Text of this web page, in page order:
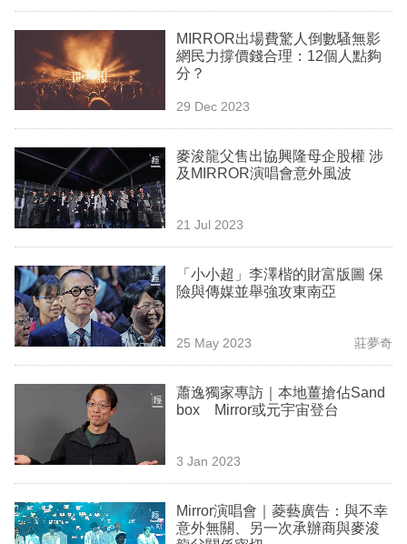
業
科
技
職
場
生
時
事
欄
訂
區
MIRROR出場費驚人倒數騷無影
網民力撐價錢合理：12個人點夠
分？
29 Dec 2023
麥浚龍父售出協興隆母企股權 涉
及MIRROR演唱會意外風波
21 Jul 2023
「小小超」李澤楷的財富版圖 保
險與傳媒並舉強攻東南亞
25 May 2023 莊夢奇
蕭逸獨家專訪｜本地薑搶佔Sand
box Mirror或元宇宙登台
3 Jan 2023
Mirror演唱會｜菱藝廣告：與不幸
意外無關、另一次承辦商與麥浚